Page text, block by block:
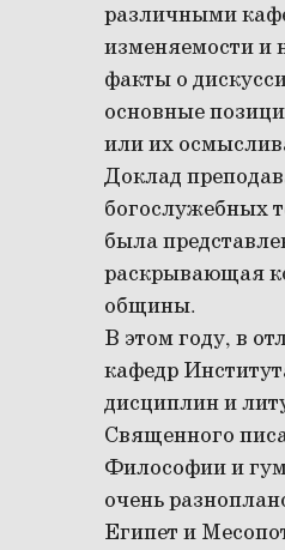
различными
изменяемости и
факты о
основные
или их
Доклад
богослужебных
была
раскрывающая
общины.
В этом году, в
кафедр
дисциплин и
Священного
Философии и
очень
Египет и